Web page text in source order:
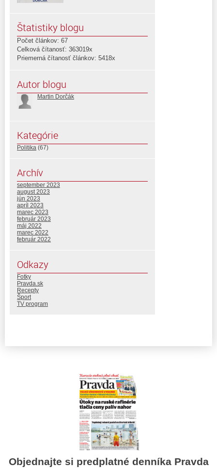
Štatistiky blogu
Počet článkov: 67
Celková čítanosť: 363019x
Priemerná čítanosť článkov: 5418x
Autor blogu
Martin Dorčák
Kategórie
Politika (67)
Archív
september 2023
august 2023
jún 2023
apríl 2023
marec 2023
február 2023
máj 2022
marec 2022
február 2022
Odkazy
Fotky
Pravda.sk
Recepty
Šport
TV program
Objednajte si predplatné denníka Pravda